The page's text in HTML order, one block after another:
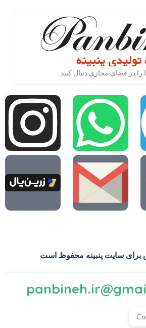
در فضای مجازی دنبال کنید
برای سایت پنبینه محفوظ است